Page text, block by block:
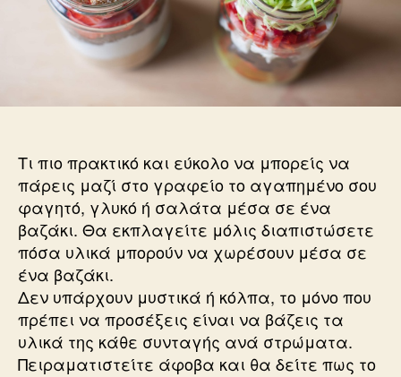
Τι πιο πρακτικό και εύκολο να μπορείς να
πάρεις μαζί στο γραφείο το αγαπημένο σου
φαγητό, γλυκό ή σαλάτα μέσα σε ένα
βαζάκι. Θα εκπλαγείτε μόλις διαπιστώσετε
πόσα υλικά μπορούν να χωρέσουν μέσα σε
ένα βαζάκι.
Δεν υπάρχουν μυστικά ή κόλπα, το μόνο που
πρέπει να προσέξεις είναι να βάζεις τα
υλικά της κάθε συνταγής ανά στρώματα.
Πειραματιστείτε άφοβα και θα δείτε πως το